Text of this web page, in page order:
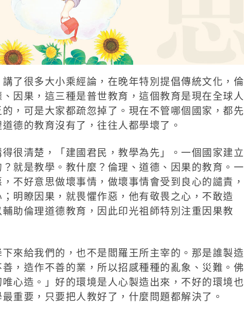
了很多大小乘經論，在晚年特別提倡傳統文化，倫
因果，這三種是普世教育，這個教育是現在全球人
，可是大家都疏忽掉了。現在不管哪個國家，都先
德的教育沒有了，往往人都學壞了。
很清楚，「建國君民，教學為先」。一個國家建立
就是教學。教什麼？倫理、道德、因果的教育。一
不好意思做壞事情，做壞事情會受到良心的譴責，
明瞭因果，就畏懼作惡，他有敬畏之心，不敢造
助倫理道德教育，因此印光祖師特別注重因果教
來給我們的，也不是閻羅王所主宰的。那是誰製造
，造作不善的業，所以招感種種的亂象、災難。佛
心造。」好的環境是人心製造出來，不好的環境也
重要，只要把人教好了，什麼問題都解決了。
講演集